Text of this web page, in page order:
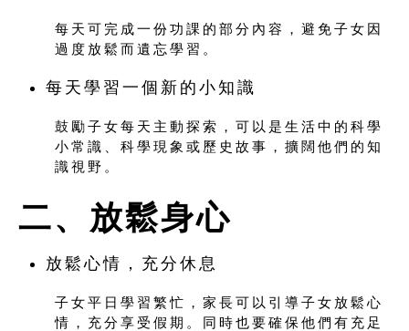
每天可完成一份功課的部分內容，避免子女因
過度放鬆而遺忘學習。
每天學習一個新的小知識
鼓勵子女每天主動探索，可以是生活中的科學
小常識、科學現象或歷史故事，擴闊他們的知
識視野。
二、放鬆身心
放鬆心情，充分休息
子女平日學習繁忙，家長可以引導子女放鬆心
情，充分享受假期。同時也要確保他們有充足